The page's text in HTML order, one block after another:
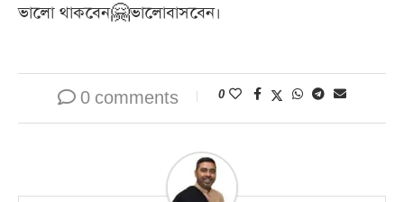
ভালো থাকবেন🤗ভালোবাসবেন।
0 comments 0